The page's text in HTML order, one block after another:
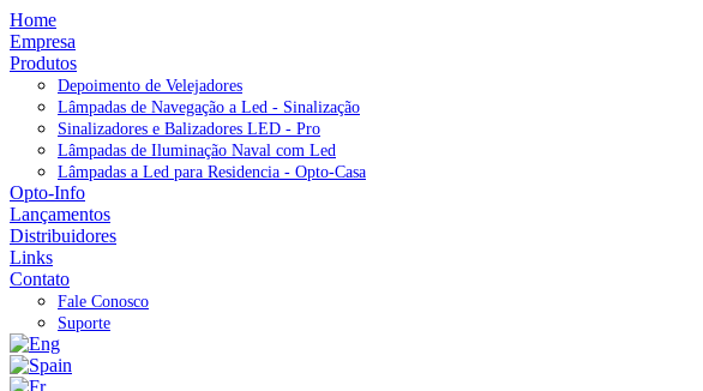
Home
Empresa
Produtos
Depoimento de Velejadores
Lâmpadas de Navegação a Led - Sinalização
Sinalizadores e Balizadores LED - Pro
Lâmpadas de Iluminação Naval com Led
Lâmpadas a Led para Residencia - Opto-Casa
Opto-Info
Lançamentos
Distribuidores
Links
Contato
Fale Conosco
Suporte